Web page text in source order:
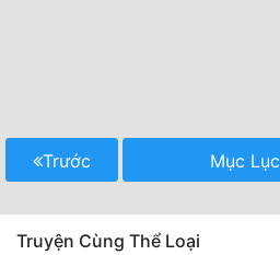
Trước Mục Lục
Truyện Cùng Thể Loại